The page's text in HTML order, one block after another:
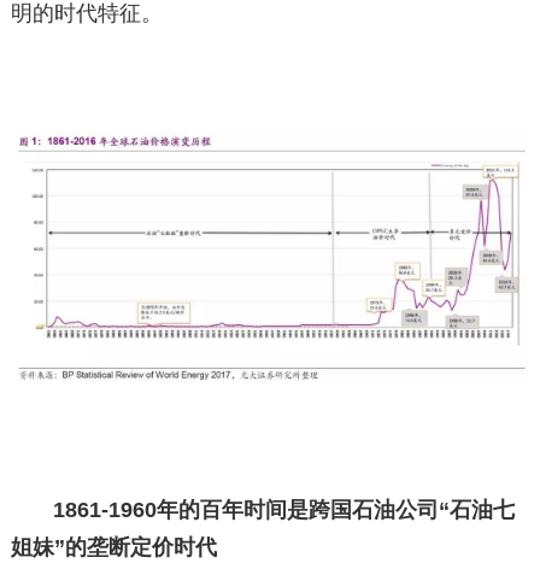
明的时代特征。
1861-1960年的百年时间是跨国石油公司“石油七
姐妹”的垄断定价时代